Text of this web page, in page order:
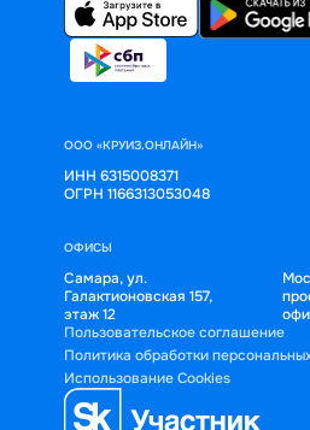
ООО «КРУИЗ.ОНЛАЙН»
ИНН 6315008371
ОГРН 1166313053048
ОФИСЫ
Самара, ул.
Галактионовская 157,
этаж 12
Пользовательское соглашение
Политика обработки
Использование Cookies